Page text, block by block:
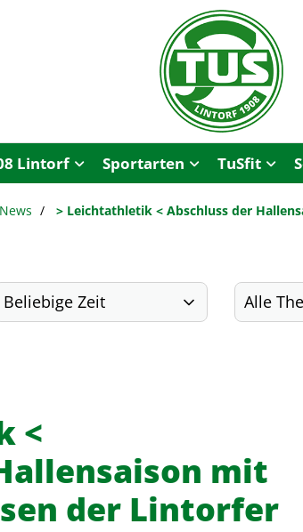
Lintorf Sportarten TuSfit
News > Leichtathletik < Abschluss der
<
mit
der Lintorfer